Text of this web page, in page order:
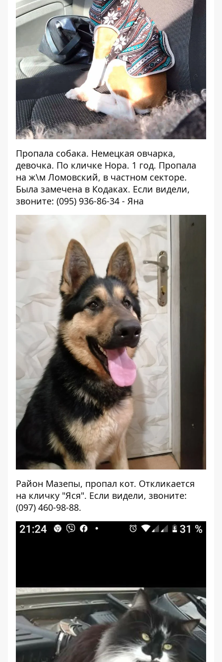
Пропала собака. Немецкая овчарка,
девочка. По кличке Нора. 1 год. Пропала
на ж\м Ломовский, в частном секторе.
Была замечена в Кодаках. Если видели,
звоните: (095) 936-86-34 - Яна
Район Мазепы, пропал кот. Откликается
на кличку "Яся". Если видели, звоните:
(097) 460-98-88.